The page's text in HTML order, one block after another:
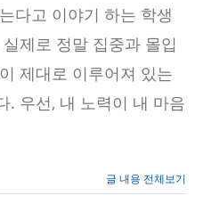
다고 이야기 하는 학생
제로 정말 집중과 몰입
제대로 이루어져 있는
. 우선, 내 노력이 내 마음
글 내용 전체보기